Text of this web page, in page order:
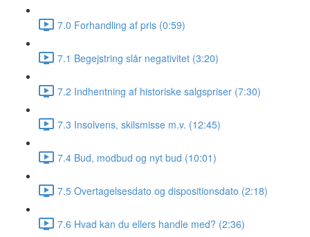
7.0 Forhandling af pris (0:59)
7.1 Begejstring slår negativitet (3:20)
7.2 Indhentning af historiske salgspriser (7:30)
7.3 Insolvens, skilsmisse m.v. (12:45)
7.4 Bud, modbud og nyt bud (10:01)
7.5 Overtagelsesdato og dispositionsdato (2:18)
7.6 Hvad kan du ellers handle med? (2:36)